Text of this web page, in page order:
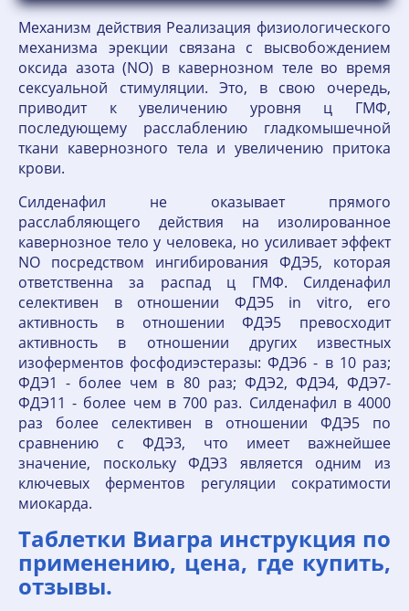
Механизм действия Реализация физиологического
механизма эрекции связана с высвобождением
оксида азота (NO) в кавернозном теле во время
сексуальной стимуляции. Это, в свою очередь,
приводит к увеличению уровня ц ГМФ,
последующему расслаблению гладкомышечной
ткани кавернозного тела и увеличению притока
крови.
Силденафил не оказывает прямого
расслабляющего действия на изолированное
кавернозное тело у человека, но усиливает эффект
NO посредством ингибирования ФДЭ5, которая
ответственна за распад ц ГМФ. Силденафил
селективен в отношении ФДЭ5 in vitro, его
активность в отношении ФДЭ5 превосходит
активность в отношении других известных
изоферментов фосфодиэстеразы: ФДЭ6 - в 10 раз;
ФДЭ1 - более чем в 80 раз; ФДЭ2, ФДЭ4, ФДЭ7-
ФДЭ11 - более чем в 700 раз. Силденафил в 4000
раз более селективен в отношении ФДЭ5 по
сравнению с ФДЭ3, что имеет важнейшее
значение, поскольку ФДЭ3 является одним из
ключевых ферментов регуляции сократимости
миокарда.
Таблетки Виагра инструкция по
применению, цена, где купить,
отзывы.